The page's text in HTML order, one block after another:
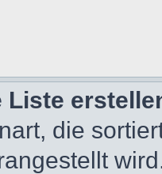
Liste
die